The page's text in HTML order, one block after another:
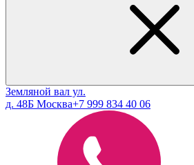
Земляной вал ул.
д. 48Б Москва+7 999 834 40 06